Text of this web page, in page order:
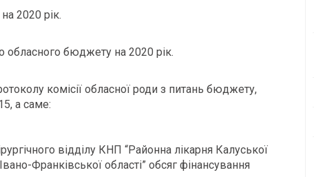
2020 рік.
обласного бюджету на 2020 рік.
комісії обласної роди з питань бюджету,
а саме:
відділу КНП “Районна лікарня Калуської
Франківської області” обсяг фінансування